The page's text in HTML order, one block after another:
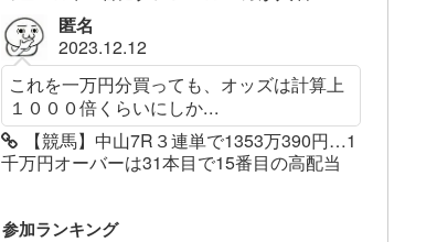
匿名
2023.12.12
これを一万円分買っても、オッズは計算上
１０００倍くらいにしか...
【競馬】中山7R３連単で1353万390円…1
千万円オーバーは31本目で15番目の高配当
参加ランキング